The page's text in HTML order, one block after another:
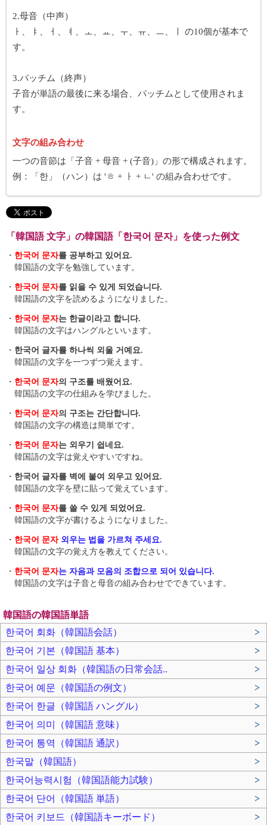
2.母音（中声）
ㅏ、ㅑ、ㅓ、ㅕ、ㅗ、ㅛ、ㅜ、ㅠ、ㅡ、ㅣ の10個が基本で
す。
3.パッチム（終声）
子音が単語の最後に来る場合、パッチムとして使用されま
す。
文字の組み合わせ
一つの音節は「子音 + 母音 + (子音)」の形で構成されます。
例：「한」（ハン）は 'ㅎ + ㅏ + ㄴ' の組み合わせです。
「韓国語 文字」の韓国語「한국어 문자」を使った例文
・ 한국어 문자를 공부하고 있어요.
韓国語の文字を勉強しています。
・ 한국어 문자를 읽을 수 있게 되었습니다.
韓国語の文字を読めるようになりました。
・ 한국어 문자는 한글이라고 합니다.
韓国語の文字はハングルといいます。
・ 한국어 글자를 하나씩 외울 거예요.
韓国語の文字を一つずつ覚えます。
・ 한국어 문자의 구조를 배웠어요.
韓国語の文字の仕組みを学びました。
・ 한국어 문자의 구조는 간단합니다.
韓国語の文字の構造は簡単です。
・ 한국어 문자는 외우기 쉽네요.
韓国語の文字は覚えやすいですね。
・ 한국어 글자를 벽에 붙여 외우고 있어요.
韓国語の文字を壁に貼って覚えています。
・ 한국어 문자를 쓸 수 있게 되었어요.
韓国語の文字が書けるようになりました。
・ 한국어 문자외우는 법을 가르쳐 주세요.
韓国語の文字の覚え方を教えてください。
・ 한국어 문자는 자음과 모음의 조합으로 되어 있습니다.
韓国語の文字は子音と母音の組み合わせでできています。
韓国語の韓国語単語
한국어 회화（韓国語会話）
>
한국어 기본（韓国語 基本）
>
한국어 일상 회화（韓国語の日常会話..
>
한국어 예문（韓国語の例文）
>
한국어 한글（韓国語 ハングル）
>
한국어 의미（韓国語 意味）
>
한국어 통역（韓国語 通訳）
>
한국말（韓国語）
>
한국어능력시험（韓国語能力試験）
>
한국어 단어（韓国語 単語）
>
한국어 키보드（韓国語キーボード）
>